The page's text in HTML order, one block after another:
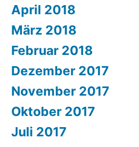
April 2018
März 2018
Februar 2018
Dezember 2017
November 2017
Oktober 2017
Juli 2017